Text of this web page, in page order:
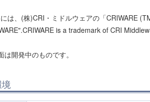
は、(株)CRI・ミドルウェアの「CRIWARE
is a trademark of CRI
開発中のものです。